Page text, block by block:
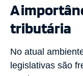
A
tributária
No atual
legislativas são